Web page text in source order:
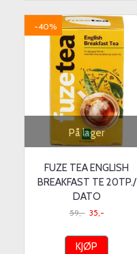
På lager
-40%
FUZE TEA ENGLISH
BREAKFAST TE 20TP./
DATO
59,- 35,-
KJØP